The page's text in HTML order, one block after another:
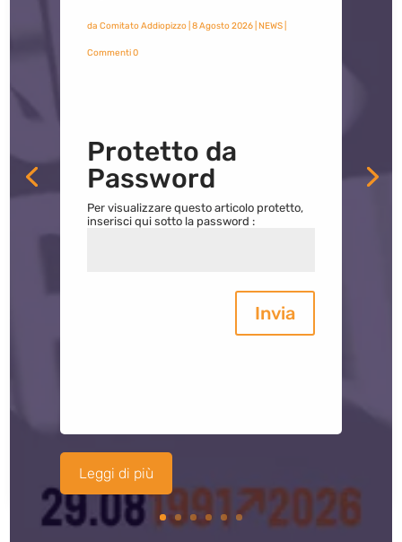
da Comitato Addiopizzo| 8 Agosto 2026| NEWS|
Commenti 0
Protetto da
Password
Per visualizzare questo articolo protetto,
inserisci qui sotto la password :
Invia
Leggi di più